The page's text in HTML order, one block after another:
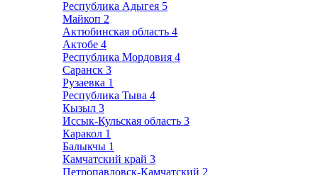
Республика Адыгея 5
Майкоп 2
Актюбинская область 4
Актобе 4
Республика Мордовия 4
Саранск 3
Рузаевка 1
Республика Тыва 4
Кызыл 3
Иссык-Кульская область 3
Каракол 1
Балыкчы 1
Камчатский край 3
Петропавловск-Камчатский 2